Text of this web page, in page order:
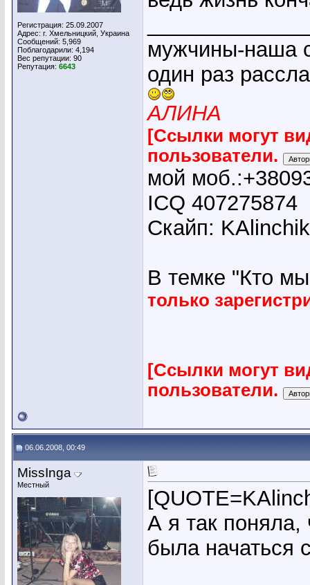
Регистрация: 25.09.2007
Адрес: г. Хмельницкий, Украина
Сообщений: 5,969
Поблагодарили: 4,194
Вес репутации: 90
Репутация: 6643
мужчины-наша
один раз
АЛИНА
[Ссылки могут
пользователи.
мой
ICQ 407275874
Скайп:
В темке "Кто
только
[Ссылки могут
пользователи.
06.06.2008, 00:49
MissInga
Местный
А я так
была начаться